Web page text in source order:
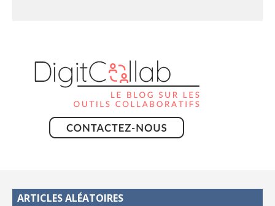
ARTICLES ALÉATOIRES